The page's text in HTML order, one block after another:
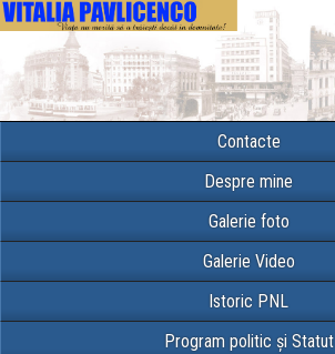
Contacte
Despre mine
Galerie foto
Galerie Video
Istoric PNL
Program politic și Statut